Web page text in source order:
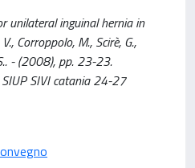
unilateral inguinal hernia in
Corroppolo, M., Scirè, G.,
- (2008), pp. 23-23.
SIVI catania 24-27